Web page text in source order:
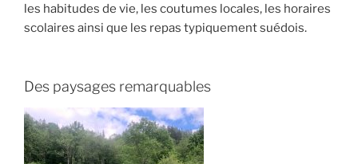
les habitudes de vie, les coutumes locales, les horaires
scolaires ainsi que les repas typiquement suédois.
Des paysages remarquables